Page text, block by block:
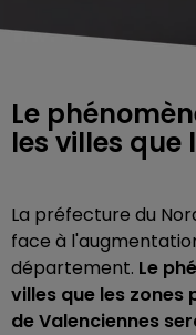
Le
les villes que
La préfecture du
face à
département. Le
villes que les zones
de Valenciennes